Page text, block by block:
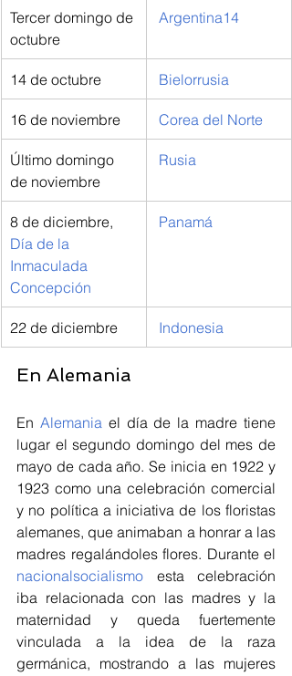
Tercer domingo de
octubre
Argentina14
14 de octubre Bielorrusia
16 de noviembre Corea del Norte
Último domingo
de noviembre
Rusia
8 de diciembre,
Día de la
Inmaculada
Concepción
Panamá
22 de diciembre Indonesia
En Alemania
En Alemania el día de la madre tiene
lugar el segundo domingo del mes de
mayo de cada año. Se inicia en 1922 y
1923 como una celebración comercial
y no política a iniciativa de los floristas
alemanes, que animaban a honrar a las
nacionalsocialismo esta celebración
iba relacionada con las madres y la
maternidad y queda fuertemente
vinculada a la idea de la raza
germánica, mostrando a las mujeres